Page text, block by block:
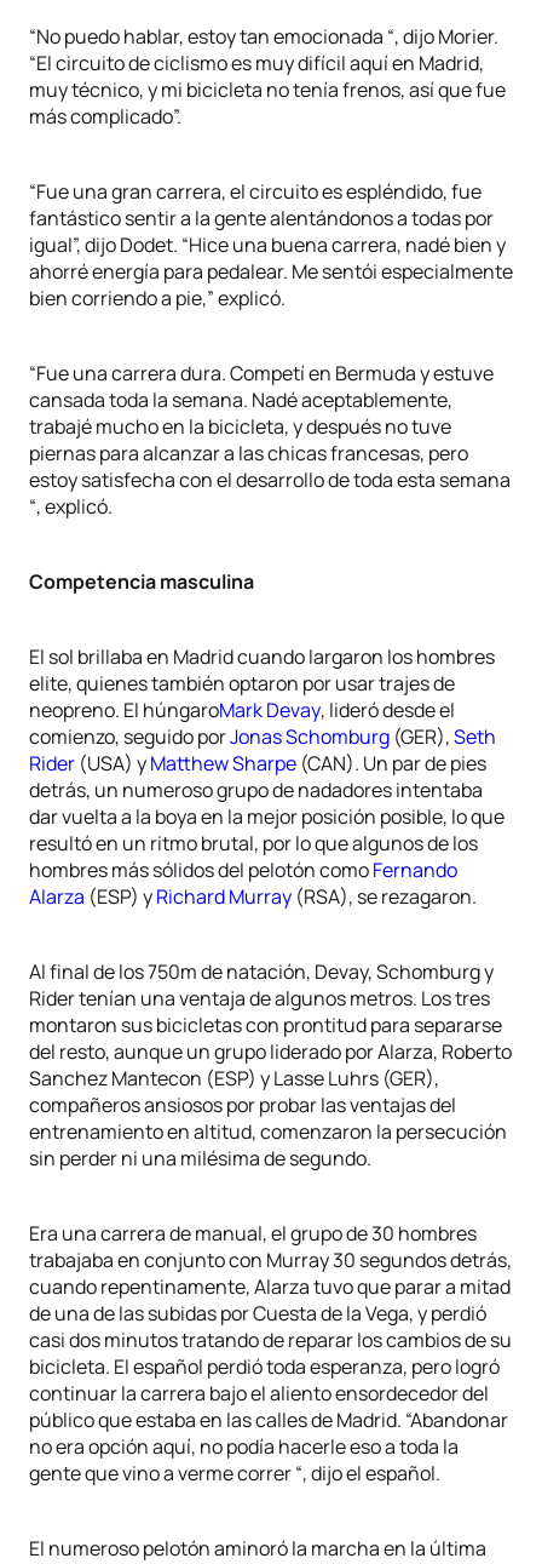
“No puedo hablar, estoy tan emocionada “, dijo Morier.
“El circuito de ciclismo es muy difícil aquí en Madrid,
muy técnico, y mi bicicleta no tenía frenos, así que fue
más complicado”.
“Fue una gran carrera, el circuito es espléndido, fue
fantástico sentir a la gente alentándonos a todas por
igual”, dijo Dodet. “Hice una buena carrera, nadé bien y
ahorré energía para pedalear. Me sentói especialmente
bien corriendo a pie,” explicó.
“Fue una carrera dura. Competí en Bermuda y estuve
cansada toda la semana. Nadé aceptablemente,
trabajé mucho en la bicicleta, y después no tuve
piernas para alcanzar a las chicas francesas, pero
estoy satisfecha con el desarrollo de toda esta semana
“, explicó.
Competencia masculina
El sol brillaba en Madrid cuando largaron los hombres
elite, quienes también optaron por usar trajes de
neopreno. El húngaroMark Devay, lideró desde el
comienzo, seguido porJonas Schomburg (GER),Seth
Rider (USA) yMatthew Sharpe (CAN). Un par de pies
detrás, un numeroso grupo de nadadores intentaba
dar vuelta a la boya en la mejor posición posible, lo que
resultó en un ritmo brutal, por lo que algunos de los
hombres más sólidos del pelotón comoFernando
Alarza (ESP) yRichard Murray (RSA), se rezagaron.
Al final de los 750m de natación, Devay, Schomburg y
Rider tenían una ventaja de algunos metros. Los tres
montaron sus bicicletas con prontitud para separarse
del resto, aunque un grupo liderado por Alarza, Roberto
Sanchez Mantecon (ESP) y Lasse Luhrs (GER),
compañeros ansiosos por probar las ventajas del
entrenamiento en altitud, comenzaron la persecución
sin perder ni una milésima de segundo.
Era una carrera de manual, el grupo de 30 hombres
trabajaba en conjunto con Murray 30 segundos detrás,
cuando repentinamente, Alarza tuvo que parar a mitad
de una de las subidas por Cuesta de la Vega, y perdió
casi dos minutos tratando de reparar los cambios de su
bicicleta. El español perdió toda esperanza, pero logró
continuar la carrera bajo el aliento ensordecedor del
público que estaba en las calles de Madrid. “Abandonar
no era opción aquí, no podía hacerle eso a toda la
gente que vino a verme correr “, dijo el español.
El numeroso pelotón aminoró la marcha en la última